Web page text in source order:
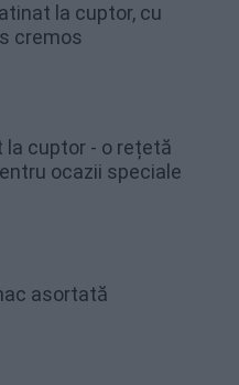
la cuptor, cu
cremos
la cuptor - o rețetă
ocazii speciale
asortată